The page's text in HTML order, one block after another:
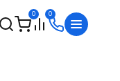
0 0